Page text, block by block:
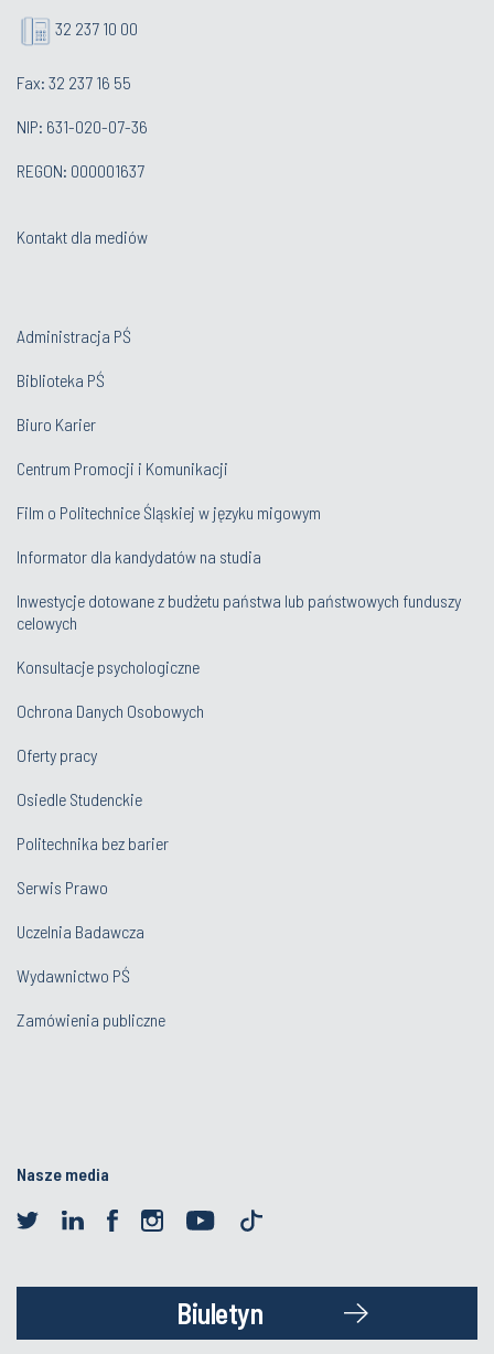
32 237 10 00
Fax: 32 237 16 55
NIP: 631-020-07-36
REGON: 000001637
Kontakt dla mediów
Administracja PŚ
Biblioteka PŚ
Biuro Karier
Centrum Promocji i Komunikacji
Film o Politechnice Śląskiej w języku migowym
Informator dla kandydatów na studia
Inwestycje dotowane z budżetu państwa lub państwowych funduszy
celowych
Konsultacje psychologiczne
Ochrona Danych Osobowych
Oferty pracy
Osiedle Studenckie
Politechnika bez barier
Serwis Prawo
Uczelnia Badawcza
Wydawnictwo PŚ
Zamówienia publiczne
Nasze media
Biuletyn